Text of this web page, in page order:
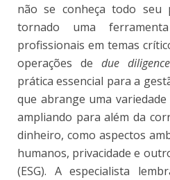
não se conheça todo seu
tornado uma
profissionais em temas
operações de due diligence
prática essencial para a
que abrange uma
ampliando para além da
dinheiro, como aspectos
humanos, privacidade e
(ESG). A especialista